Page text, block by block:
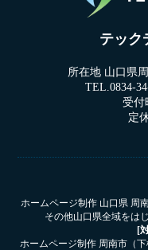
テック
所在地 山口県
TEL.0834-
受付
定
ホームページ制作 山口県 周
その他山口県全域をは
[
ホームページ制作 周南市（